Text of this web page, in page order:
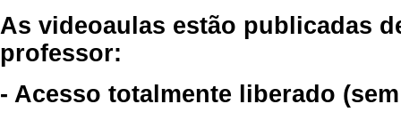
As videoaulas estão publicadas
professor:
- Acesso totalmente liberado